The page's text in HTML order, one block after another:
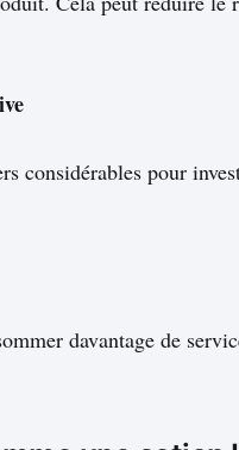
considérables pour
davantage de